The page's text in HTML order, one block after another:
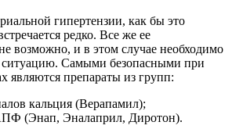
гипертензии, как бы это
редко. Все же ее
возможно, и в этом случае необходимо
ситуацию. Самыми безопасными при
являются препараты из групп:
кальция (Верапамил);
(Энап, Эналаприл, Диротон).